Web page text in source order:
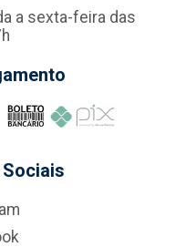
a sexta-feira das